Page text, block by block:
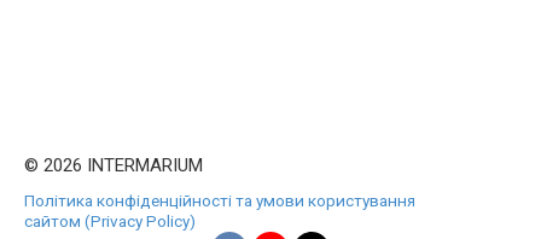
© 2026 INTERMARIUM
Політика конфіденційності та умови користування
сайтом (Privacy Policy)